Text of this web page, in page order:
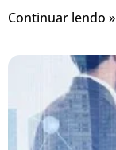
Continuar lendo »